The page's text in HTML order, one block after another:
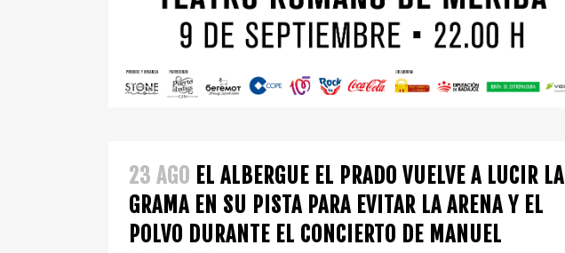
23 AGO EL ALBERGUE EL PRADO VUELVE A LUCIR LA
GRAMA EN SU PISTA PARA EVITAR LA ARENA Y EL
POLVO DURANTE EL CONCIERTO DE MANUEL